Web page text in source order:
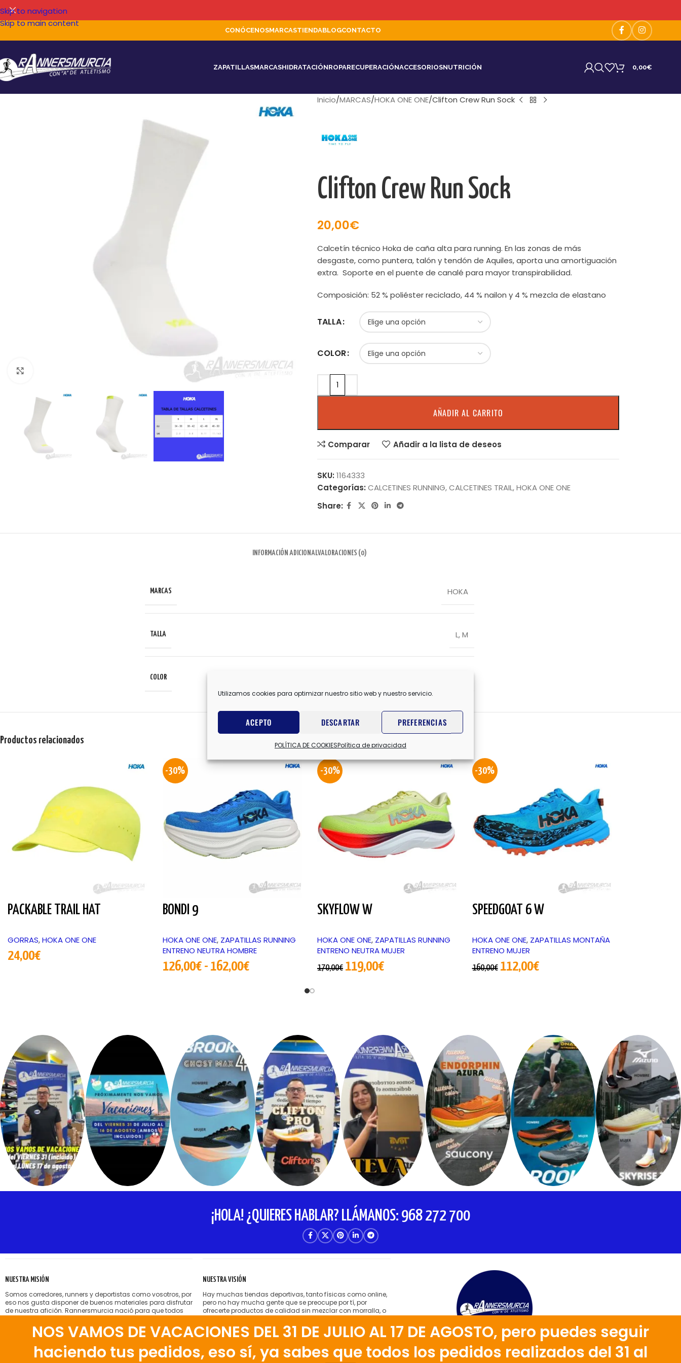
Utilizamos cookies para optimizar nuestro sitio web y nuestro servicio.
ACEPTO DESCARTAR PREFERENCIAS
POLÍTICA DE COOKIESPolítica de privacidad
NOS VAMOS DE VACACIONES DEL 31 DE JULIO AL 17 DE AGOSTO, pero puedes seguir
haciendo tus pedidos, eso sí, ya sabes que todos los pedidos realizados del 31 al
Skip to navigation
Skip to main content
CONÓCENOSMARCASTIENDABLOGCONTACTO
ZAPATILLASMARCASHIDRATACIÓNROPARECUPERACIÓNACCESORIOSNUTRICIÓN 0,00€
Inicio MARCAS HOKA ONE ONE Clifton Crew Run Sock
Clifton Crew Run Sock
20,00€
Calcetín técnico Hoka de caña alta para running. En las zonas de más
desgaste, como puntera, talón y tendón de Aquiles, aporta una amortiguación
extra. Soporte en el puente de canalé para mayor transpirabilidad.
Composición: 52 % poliéster reciclado, 44 % nailon y 4 % mezcla de elastano
TALLA
COLOR
AÑADIR AL CARRITO
Comparar Añadir a la lista de deseos
SKU: 1164333
Categorías: CALCETINES RUNNING,CALCETINES TRAIL,HOKA ONE ONE
Share:
INFORMACIÓN ADICIONALVALORACIONES (0)
MARCAS HOKA
TALLA L,M
COLOR
Productos relacionados
PACKABLE TRAIL HAT
GORRAS,HOKA ONE ONE
24,00€
-30%
BONDI 9
HOKA ONE ONE, ZAPATILLAS RUNNING
ENTRENO NEUTRA HOMBRE
126,00€ - 162,00€
-30%
SKYFLOW W
HOKA ONE ONE, ZAPATILLAS RUNNING
ENTRENO NEUTRA MUJER
170,00€ 119,00€
-30%
SPEEDGOAT 6 W
HOKA ONE ONE, ZAPATILLAS MONTAÑA
ENTRENO MUJER
160,00€ 112,00€
¡HOLA! ¿QUIERES HABLAR? LLÁMANOS: 968 272 700
NUESTRA MISIÓN
Somos corredores, runners y deportistas como vosotros, por
eso nos gusta disponer de buenos materiales para disfrutar
de nuestra afición. Rannersmurcia nació para que todos
nosotros podamos encontrar esas zapatillas, esa ropa,
esos accesorios deportivos que, a veces, son tan difíciles
de conseguir y que nosotros ponemos a vuestra
NUESTRA VISIÓN
Hay muchas tiendas deportivas, tanto físicas como online,
pero no hay mucha gente que se preocupe por tí, por
ofrecerte productos de calidad sin mezclar con morralla, o
sin pretender cobrarte hasta el hígado por lo que te venden.
Nos gusta la idea de tener amigos satisfechos que vienen a
nuestra tienda running porque encuentran el producto
correcto, bien aconsejados.